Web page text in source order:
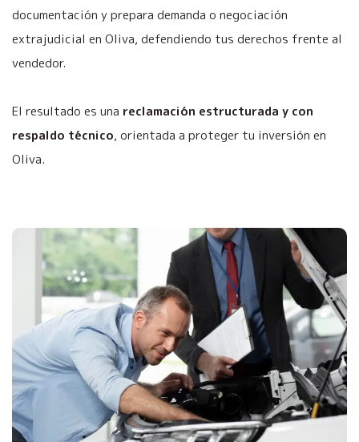
documentación y prepara demanda o negociación
extrajudicial en Oliva, defendiendo tus derechos frente al
vendedor.
El resultado es una reclamación estructurada y con
respaldo técnico, orientada a proteger tu inversión en
Oliva.